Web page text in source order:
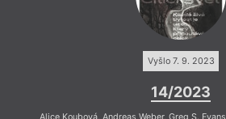
Vyšlo 7. 9. 2023
14/2023